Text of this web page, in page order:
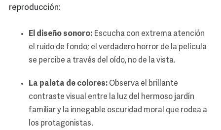
reproducción:
El diseño sonoro: Escucha con extrema atención
el ruido de fondo; el verdadero horror de la película
se percibe a través del oído, no de la vista.
La paleta de colores: Observa el brillante
contraste visual entre la luz del hermoso jardín
familiar y la innegable oscuridad moral que rodea a
los protagonistas.